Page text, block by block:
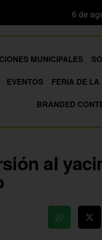
6 de
MUNICIPALES
EVENTOS FERIA DE LA
BRANDED
al